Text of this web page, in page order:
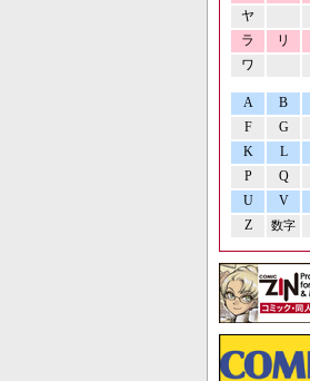
ヤ
ラ
リ
ワ
A B
F
G
K
L
P
Q
U
V
Z
数字